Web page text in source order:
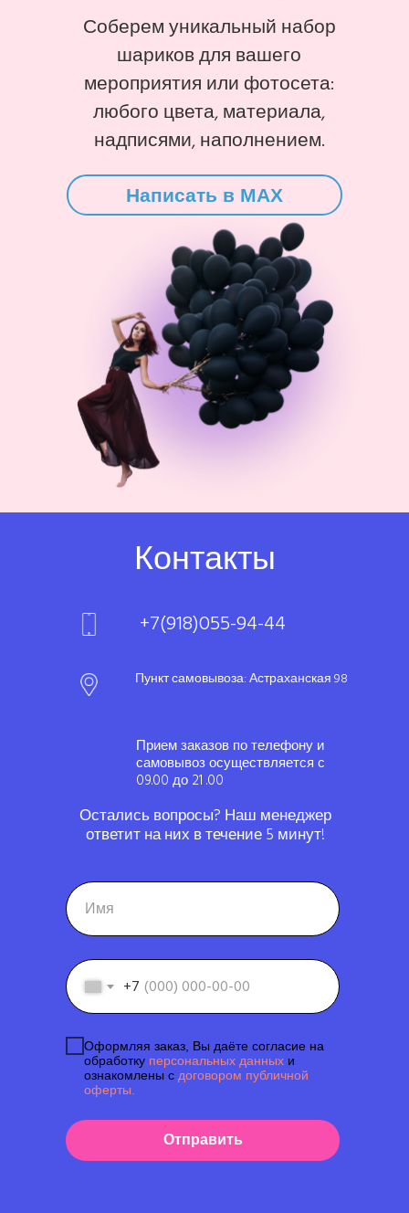
Соберем уникальный набор
шариков для вашего
мероприятия или фотосета:
любого цвета, материала,
надписями, наполнением.
Написать в MAX
+7
Оформляя заказ, Вы даёте согласие на
обработку персональных данных и
ознакомлены с договором публичной
оферты.
Отправить
Контакты
Пункт самовывоза: Астраханская 98
+7(918)055-94-44
Прием заказов по телефону и
самовывоз осуществляется с
09.00 до 21 .00
Остались вопросы? Наш менеджер
ответит на них в течение 5 минут!